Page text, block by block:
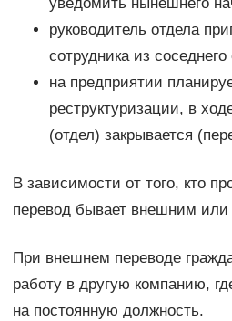
уведомить нынешнего
руководитель отдела
сотрудника из соседнего
на предприятии
реструктуризации, в
(отдел) закрывается
В зависимости от того, кто
перевод бывает внешним или
При внешнем переводе
работу в другую компанию,
на постоянную должность.